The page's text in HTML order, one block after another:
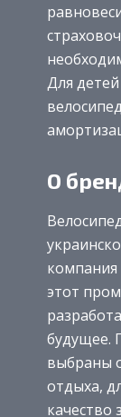
Для
О
компания
этот
будущее.
выбраны
отдыха,
качество